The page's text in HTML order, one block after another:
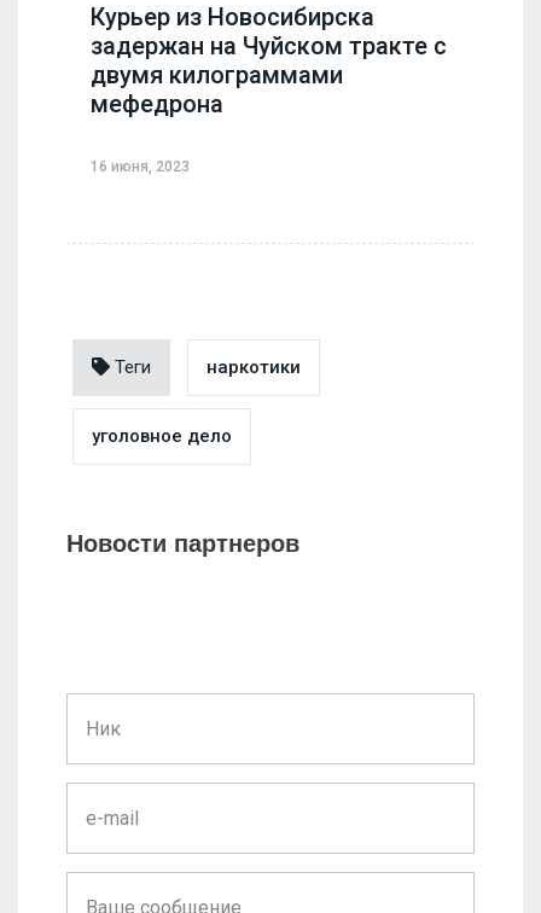
Курьер из Новосибирска
задержан на Чуйском тракте с
двумя килограммами
мефедрона
16 июня, 2023
Теги наркотики
уголовное дело
Новости партнеров